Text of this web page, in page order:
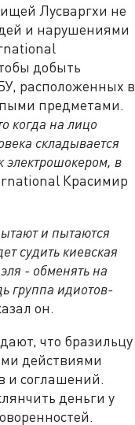
Лусваргхи не
и нарушениями
добыть
расположенных в
предметами.
когда на лицо
складывается
электрошокером, в
Красимир
и пытаются
судить киевская
- обменять на
группа идиотов-
он.
что бразильцу
действиями
и соглашений.
деньги у